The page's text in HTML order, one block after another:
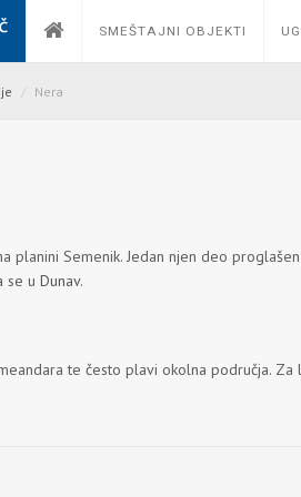
SMEŠTAJNI OBJEKTI
Nera
planini Semenik. Jedan njen deo
se u Dunav.
te često plavi okolna područja.